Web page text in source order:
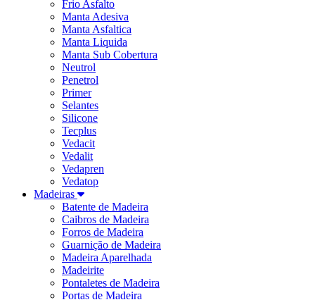
Frio Asfalto
Manta Adesiva
Manta Asfaltica
Manta Liquida
Manta Sub Cobertura
Neutrol
Penetrol
Primer
Selantes
Silicone
Tecplus
Vedacit
Vedalit
Vedapren
Vedatop
Madeiras
Batente de Madeira
Caibros de Madeira
Forros de Madeira
Guarnição de Madeira
Madeira Aparelhada
Madeirite
Pontaletes de Madeira
Portas de Madeira